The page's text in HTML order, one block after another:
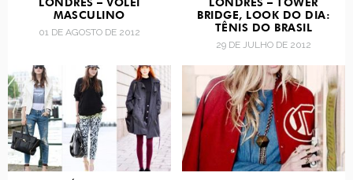
LONDRES – VÔLEI
MASCULINO
01 DE AGOSTO DE 2012
LONDRES – TOWER
BRIDGE, LOOK DO DIA:
TÊNIS DO BRASIL
29 DE JULHO DE 2012